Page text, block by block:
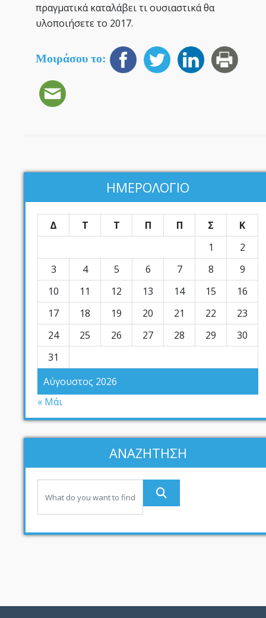
πραγματικά καταλάβει τι ουσιαστικά θα
υλοποιήσετε το 2017.
Μοιράσου το:
ΗΜΕΡΟΛΟΓΙΟ
Αύγουστος 2026
Δ Τ Τ Π Π Σ
Κ
1
2
3
4 5 6 7 8
9
10
11 12 13 14 15
16
17
18 19 20 21 22
23
24
25 26 27 28 29
30
31
« Μάι
ΑΝΑΖΗΤΗΣΗ